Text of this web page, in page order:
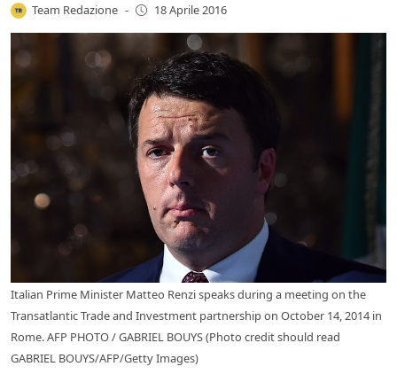
Team Redazione - 18 Aprile 2016
Italian Prime Minister Matteo Renzi speaks during a meeting on the
Transatlantic Trade and Investment partnership on October 14, 2014 in
Rome. AFP PHOTO / GABRIEL BOUYS (Photo credit should read
GABRIEL BOUYS/AFP/Getty Images)